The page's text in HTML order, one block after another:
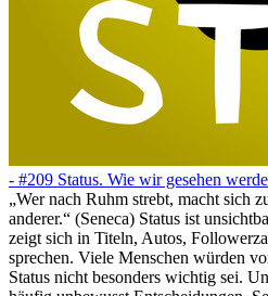
- #209 Status. Wie wir gesehen
„Wer nach Ruhm strebt, macht sich
anderer.“ (Seneca) Status ist
zeigt sich in Titeln, Autos,
sprechen. Viele Menschen würden
Status nicht besonders wichtig sei.